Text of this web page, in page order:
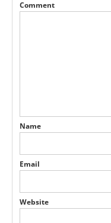
Comment
Name
Email
Website